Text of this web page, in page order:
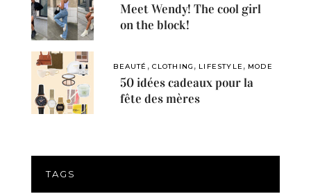
Meet Wendy! The cool girl
on the block!
BEAUTÉ , CLOTHING , LIFESTYLE , MODE
50 idées cadeaux pour la
fête des mères
TAGS